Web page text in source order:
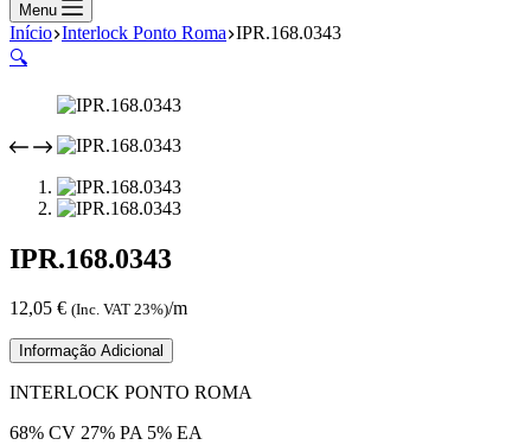
Menu
Início Interlock Ponto Roma IPR.168.0343
🔍
IPR.168.0343
12,05 € (Inc. VAT 23%)/m
Informação Adicional
INTERLOCK PONTO ROMA
68% CV 27% PA 5% EA